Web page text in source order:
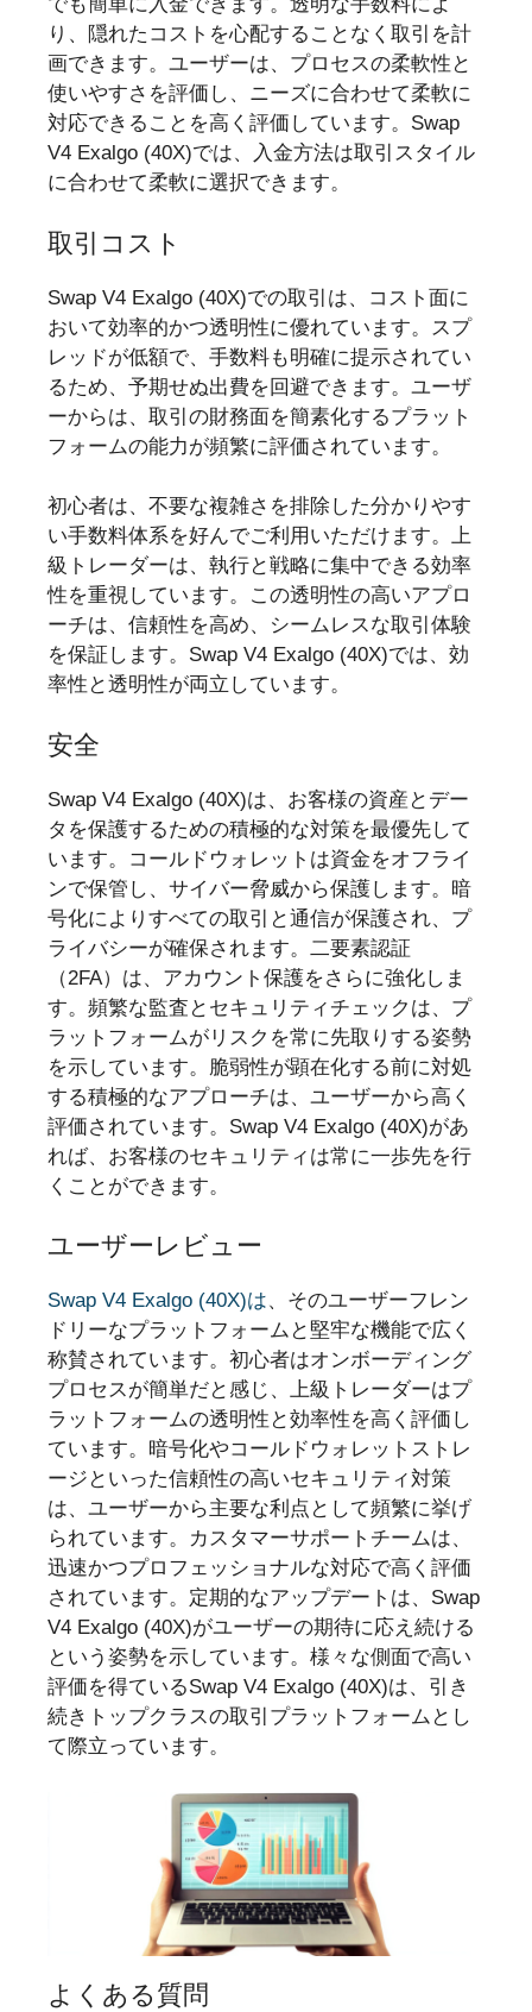
でも簡単に入金できます。透明な手数料によ
り、隠れたコストを心配することなく取引を計
画できます。ユーザーは、プロセスの柔軟性と
使いやすさを評価し、ニーズに合わせて柔軟に
対応できることを高く評価しています。Swap
V4 Exalgo (40X)では、入金方法は取引スタイル
に合わせて柔軟に選択できます。
取引コスト
Swap V4 Exalgo (40X)での取引は、コスト面に
おいて効率的かつ透明性に優れています。スプ
レッドが低額で、手数料も明確に提示されてい
るため、予期せぬ出費を回避できます。ユーザ
ーからは、取引の財務面を簡素化するプラット
フォームの能力が頻繁に評価されています。
初心者は、不要な複雑さを排除した分かりやす
い手数料体系を好んでご利用いただけます。上
級トレーダーは、執行と戦略に集中できる効率
性を重視しています。この透明性の高いアプロ
ーチは、信頼性を高め、シームレスな取引体験
を保証します。Swap V4 Exalgo (40X)では、効
率性と透明性が両立しています。
安全
Swap V4 Exalgo (40X)は、お客様の資産とデー
タを保護するための積極的な対策を最優先して
います。コールドウォレットは資金をオフライ
ンで保管し、サイバー脅威から保護します。暗
号化によりすべての取引と通信が保護され、プ
ライバシーが確保されます。二要素認証
（2FA）は、アカウント保護をさらに強化しま
す。頻繁な監査とセキュリティチェックは、プ
ラットフォームがリスクを常に先取りする姿勢
を示しています。脆弱性が顕在化する前に対処
する積極的なアプローチは、ユーザーから高く
評価されています。Swap V4 Exalgo (40X)があ
れば、お客様のセキュリティは常に一歩先を行
くことができます。
ユーザーレビュー
Swap V4 Exalgo (40X)は、そのユーザーフレン
ドリーなプラットフォームと堅牢な機能で広く
称賛されています。初心者はオンボーディング
プロセスが簡単だと感じ、上級トレーダーはプ
ラットフォームの透明性と効率性を高く評価し
ています。暗号化やコールドウォレットストレ
ージといった信頼性の高いセキュリティ対策
は、ユーザーから主要な利点として頻繁に挙げ
られています。カスタマーサポートチームは、
迅速かつプロフェッショナルな対応で高く評価
されています。定期的なアップデートは、Swap
V4 Exalgo (40X)がユーザーの期待に応え続ける
という姿勢を示しています。様々な側面で高い
評価を得ているSwap V4 Exalgo (40X)は、引き
続きトップクラスの取引プラットフォームとし
て際立っています。
よくある質問